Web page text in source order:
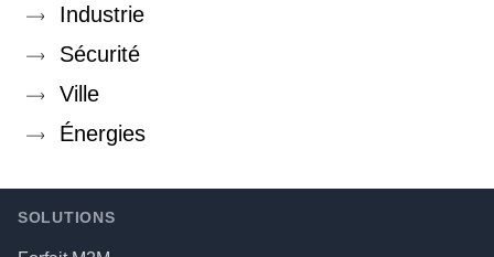
Industrie
Sécurité
Ville
Énergies
SOLUTIONS